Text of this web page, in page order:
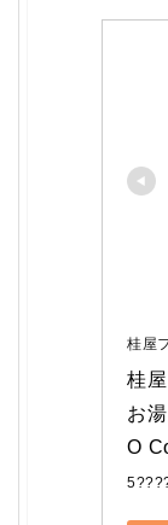
桂屋
桂
お
O